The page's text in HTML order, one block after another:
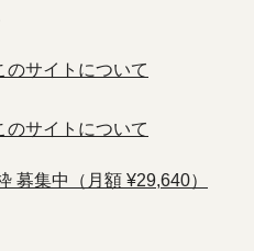
のサイトについて
のサイトについて
募集中（月額 ¥29,640）